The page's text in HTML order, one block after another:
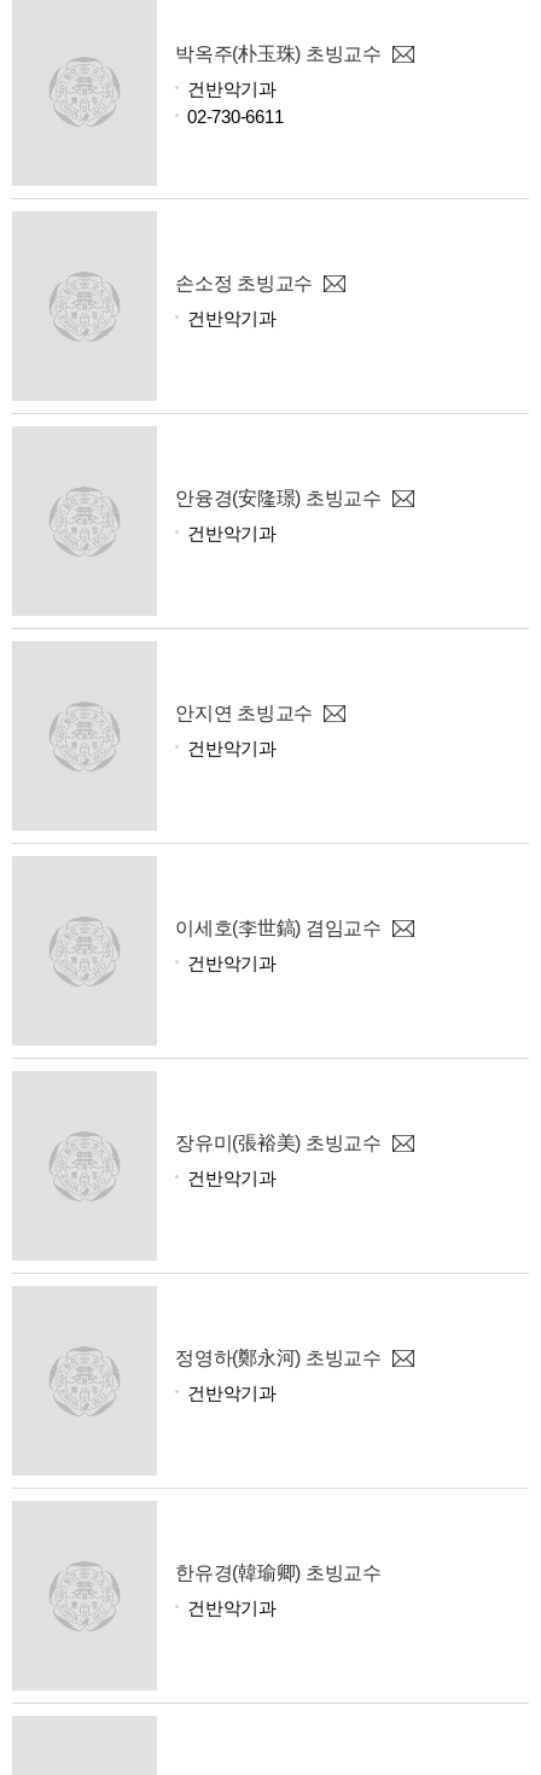
박옥주(朴玉珠) 초빙교수
건반악기과
02-730-6611
손소정 초빙교수
건반악기과
안융경(安隆璟) 초빙교수
건반악기과
안지연 초빙교수
건반악기과
이세호(李世鎬) 겸임교수
건반악기과
장유미(張裕美) 초빙교수
건반악기과
정영하(鄭永河) 초빙교수
건반악기과
한유경(韓瑜卿) 초빙교수
건반악기과